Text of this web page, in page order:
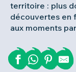
territoire : plus
découvertes en
aux moments